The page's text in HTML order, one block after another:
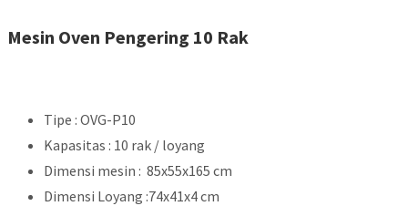
Mesin Oven Pengering 10 Rak
Tipe : OVG-P10
Kapasitas : 10 rak / loyang
Dimensi mesin : 85x55x165 cm
Dimensi Loyang :74x41x4 cm